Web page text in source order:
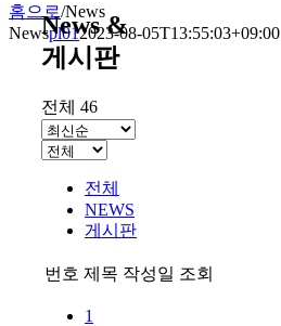
홈으로/News
Newspl012023-08-05T13:55:03+09:00
News &
게시판
전체 46
전체
NEWS
게시판
번호 제목 작성일 조회
1